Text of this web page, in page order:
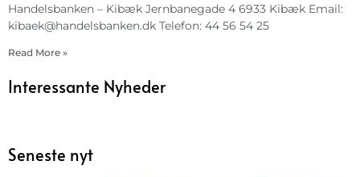
Handelsbanken – Kibæk Jernbanegade 4 6933 Kibæk Email:
kibaek@handelsbanken.dk Telefon: 44 56 54 25
Read More »
Interessante Nyheder
Seneste nyt